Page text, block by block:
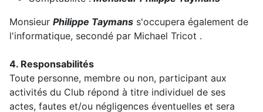
Monsieur Philippe Taymans s'occupera également de
l'informatique, secondé par Michael Tricot .
4. Responsabilités
Toute personne, membre ou non, participant aux
activités du Club répond à titre individuel de ses
actes, fautes et/ou négligences éventuelles et sera